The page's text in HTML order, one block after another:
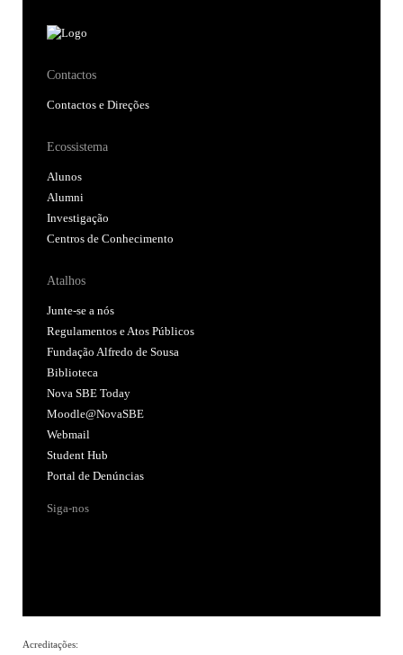
Contactos
Contactos e Direções
Ecossistema
Alunos
Alumni
Investigação
Centros de Conhecimento
Atalhos
Junte-se a nós
Regulamentos e Atos Públicos
Fundação Alfredo de Sousa
Biblioteca
Nova SBE Today
Moodle@NovaSBE
Webmail
Student Hub
Portal de Denúncias
Siga-nos
Acreditações: